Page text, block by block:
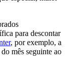
para descontar
, por exemplo, a
mês seguinte ao